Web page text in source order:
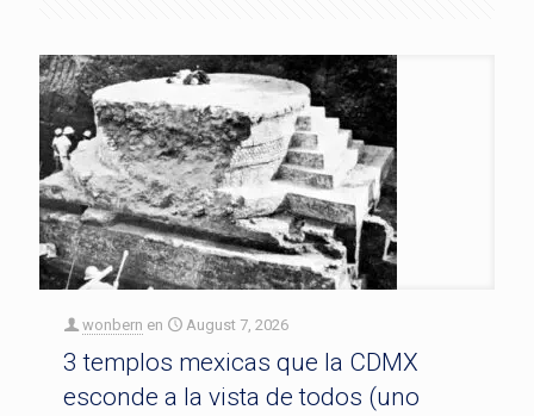
wonbern en August 7, 2026
3 templos mexicas que la CDMX
esconde a la vista de todos (uno